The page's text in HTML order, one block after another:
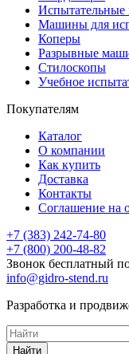
Испытательные
Машины для
Коперы
Разрывные
Стилоскопы
Учебное
Покупателям
Каталог
О компании
Как купить
Доставка
Контакты
Соглашение на
+7 (383) 242-74-80
+7 (800) 200-48-82
Звонок бесплатный
info@gidro-stend.ru
Разработка и
Найти